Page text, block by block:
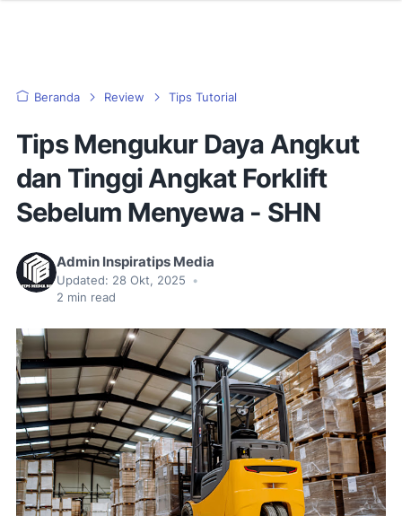
Beranda Review Tips Tutorial
Tips Mengukur Daya Angkut
dan Tinggi Angkat Forklift
Sebelum Menyewa - SHN
Admin Inspiratips Media
Updated: 28 Okt, 2025
•
2 min read